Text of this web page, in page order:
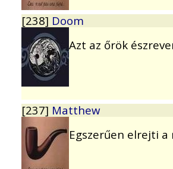
[238] Doom
Azt az őrök
[237] Matthew
Egszerűen elrejti a